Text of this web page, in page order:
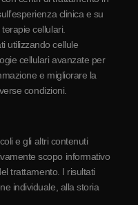
clinica e su
cellulari.
utilizzando cellule
cellulari avanzate per
e migliorare la
condizioni.
e gli altri contenuti
scopo informativo
trattamento. I risultati
individuale, alla storia